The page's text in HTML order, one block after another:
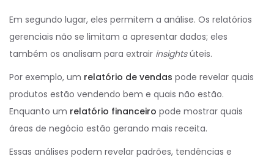
Em segundo lugar, eles permitem a análise. Os relatórios
gerenciais não se limitam a apresentar dados; eles
também os analisam para extrair insightsúteis.
Por exemplo, um relatório de vendas pode revelar quais
produtos estão vendendo bem e quais não estão.
Enquanto um relatório financeiro pode mostrar quais
áreas de negócio estão gerando mais receita.
Essas análises podem revelar padrões, tendências e